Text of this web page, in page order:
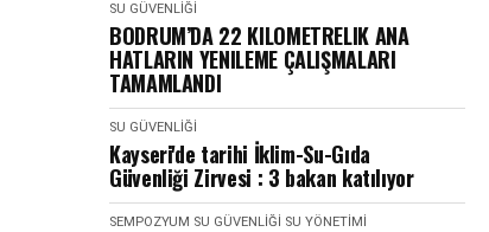
SU GÜVENLIĞI
BODRUM’DA 22 KILOMETRELIK ANA
HATLARIN YENILEME ÇALIŞMALARI
TAMAMLANDI
SU GÜVENLIĞI
Kayseri'de tarihi İklim-Su-Gıda
Güvenliği Zirvesi : 3 bakan katılıyor
SEMPOZYUM SU GÜVENLIĞI SU YÖNETIMI